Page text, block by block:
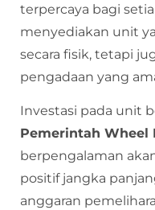
terpercaya bagi
menyediakan unit
secara fisik, tetapi
pengadaan yang
Investasi pada unit
Pemerintah Wheel
berpengalaman
positif jangka
anggaran